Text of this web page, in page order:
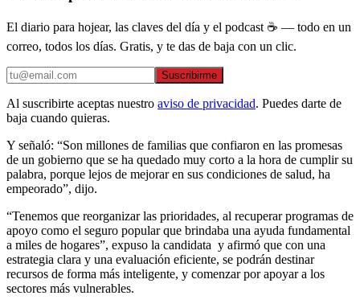
El diario para hojear, las claves del día y el podcast ☕ — todo en un
correo, todos los días. Gratis, y te das de baja con un clic.
Suscribirme
Al suscribirte aceptas nuestro aviso de privacidad. Puedes darte de
baja cuando quieras.
Y señaló: “Son millones de familias que confiaron en las promesas
de un gobierno que se ha quedado muy corto a la hora de cumplir su
palabra, porque lejos de mejorar en sus condiciones de salud, ha
empeorado”, dijo.
“Tenemos que reorganizar las prioridades, al recuperar programas de
apoyo como el seguro popular que brindaba una ayuda fundamental
a miles de hogares”, expuso la candidata y afirmó que con una
estrategia clara y una evaluación eficiente, se podrán destinar
recursos de forma más inteligente, y comenzar por apoyar a los
sectores más vulnerables.